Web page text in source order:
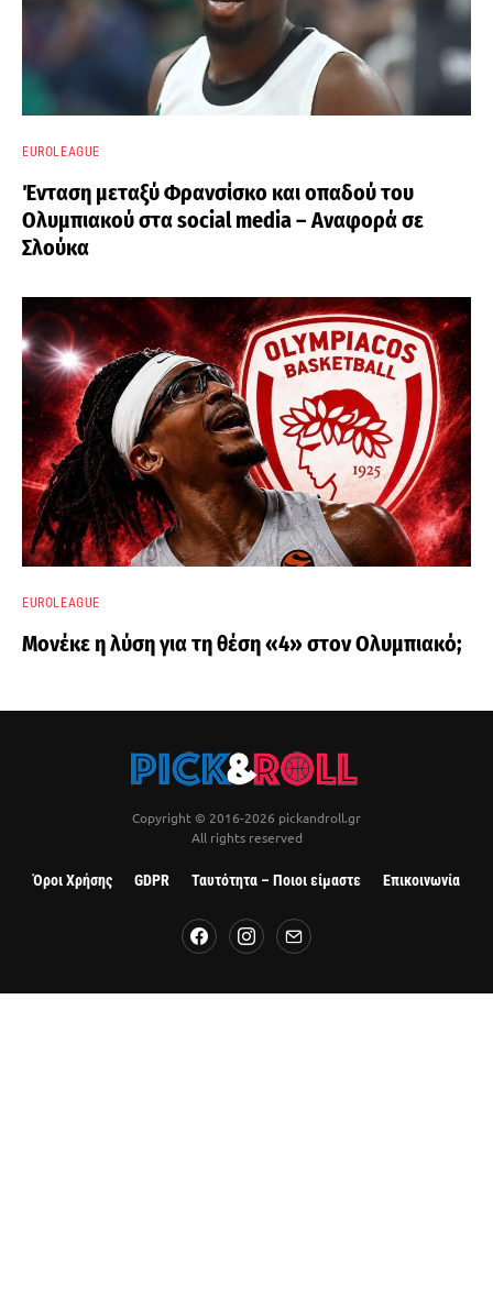
EUROLEAGUE
Ένταση μεταξύ Φρανσίσκο και οπαδού του
Ολυμπιακού στα social media – Αναφορά σε
Σλούκα
EUROLEAGUE
Μονέκε η λύση για τη θέση «4» στον Ολυμπιακό;
Copyright © 2016-2026 pickandroll.gr
All rights reserved
Όροι Χρήσης GDPR Ταυτότητα – Ποιοι είμαστε Επικοινωνία